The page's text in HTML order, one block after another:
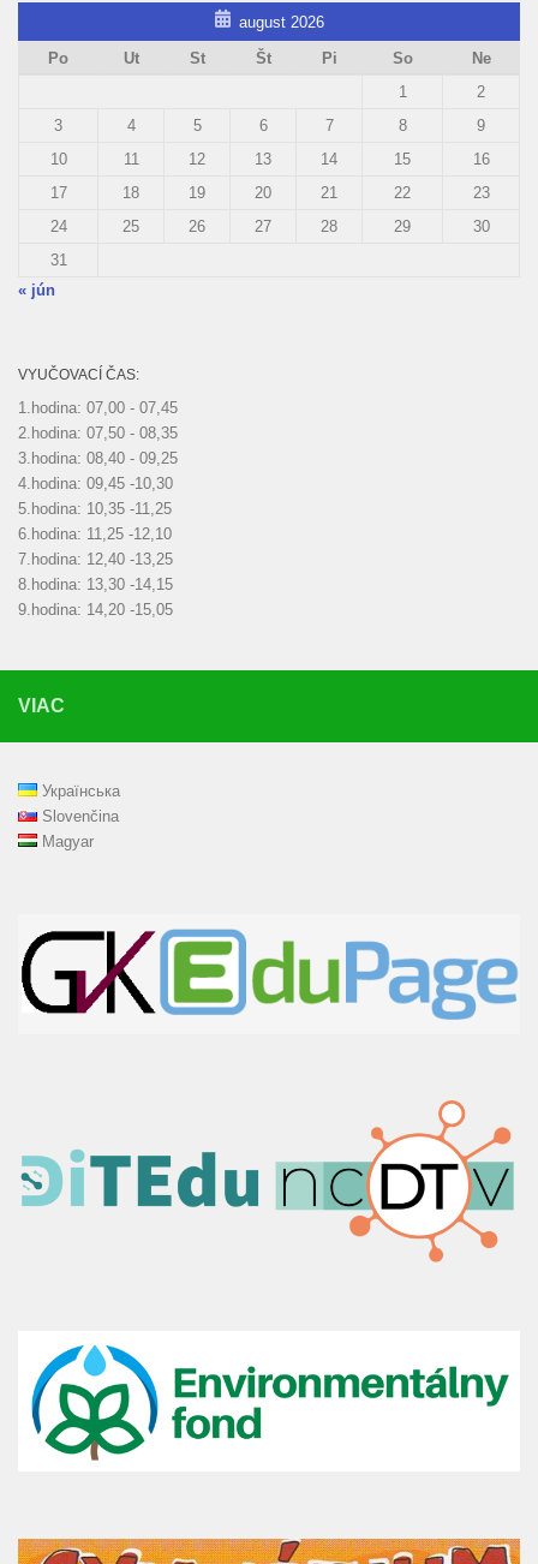
august 2026
Po
Ut St Št Pi So
Ne
1
2
3
4 5 6 7 8
9
10
11 12 13 14 15
16
17
18 19 20 21 22
23
24
25 26 27 28 29
30
31
« jún
VYUČOVACÍ ČAS:
1.hodina: 07,00 - 07,45
2.hodina: 07,50 - 08,35
3.hodina: 08,40 - 09,25
4.hodina: 09,45 -10,30
5.hodina: 10,35 -11,25
6.hodina: 11,25 -12,10
7.hodina: 12,40 -13,25
8.hodina: 13,30 -14,15
9.hodina: 14,20 -15,05
VIAC
Українська
Slovenčina
Magyar